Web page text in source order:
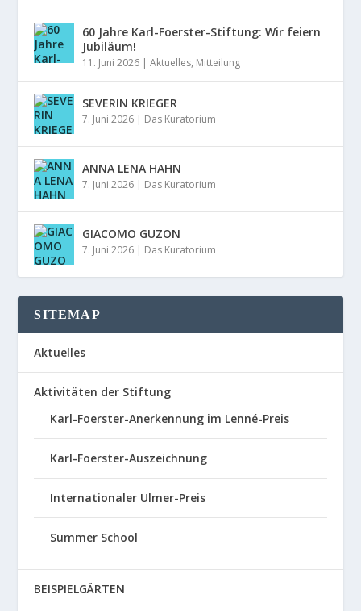
60 Jahre Karl-Foerster-Stiftung: Wir feiern
Jubiläum!
11. Juni 2026 |Aktuelles, Mitteilung
SEVERIN KRIEGER
7. Juni 2026 | Das Kuratorium
ANNA LENA HAHN
7. Juni 2026 | Das Kuratorium
GIACOMO GUZON
7. Juni 2026 | Das Kuratorium
SITEMAP
Aktuelles
Aktivitäten der Stiftung
Karl-Foerster-Anerkennung im Lenné-Preis
Karl-Foerster-Auszeichnung
Internationaler Ulmer-Preis
Summer School
BEISPIELGÄRTEN